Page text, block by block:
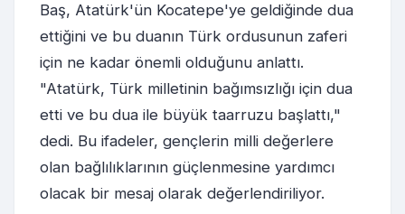
Baş, Atatürk'ün Kocatepe'ye geldiğinde dua
ettiğini ve bu duanın Türk ordusunun zaferi
için ne kadar önemli olduğunu anlattı.
"Atatürk, Türk milletinin bağımsızlığı için dua
etti ve bu dua ile büyük taarruzu başlattı,"
dedi. Bu ifadeler, gençlerin milli değerlere
olan bağlılıklarının güçlenmesine yardımcı
olacak bir mesaj olarak değerlendiriliyor.